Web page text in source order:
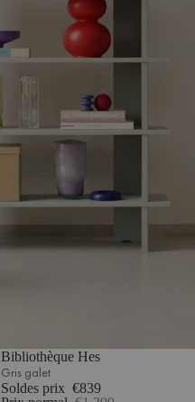
Bibliothèque Hes
Gris galet
Soldes prix €839